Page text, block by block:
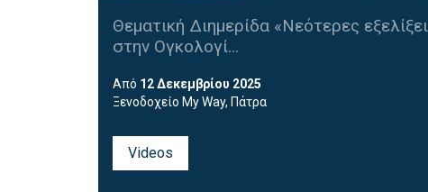
Θεματική Διημερίδα «Νεότερες
στην Ογκολογί...
Από 12 Δεκεμβρίου 2025
Ξενοδοχείο My Way, Πάτρα
Videos